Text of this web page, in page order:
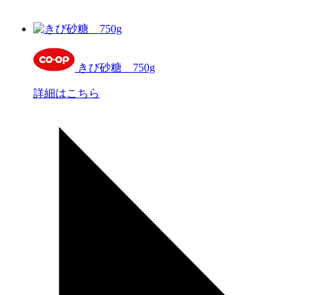
きび砂糖 750g
詳細はこちら